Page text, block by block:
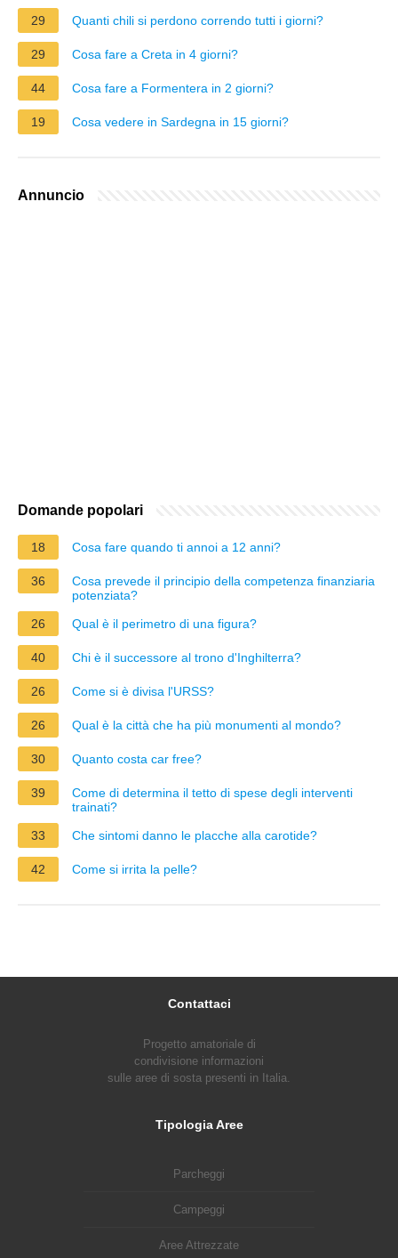
29 Quanti chili si perdono correndo tutti i giorni?
29 Cosa fare a Creta in 4 giorni?
44 Cosa fare a Formentera in 2 giorni?
19 Cosa vedere in Sardegna in 15 giorni?
Annuncio
Domande popolari
18 Cosa fare quando ti annoi a 12 anni?
36
Cosa prevede il principio della competenza finanziaria
potenziata?
26
Qual è il perimetro di una figura?
40 Chi è il successore al trono d'Inghilterra?
26 Come si è divisa l'URSS?
26 Qual è la città che ha più monumenti al mondo?
30 Quanto costa car free?
39
Come di determina il tetto di spese degli interventi
trainati?
33
Che sintomi danno le placche alla carotide?
42 Come si irrita la pelle?
Contattaci
Progetto amatoriale di
condivisione informazioni
sulle aree di sosta presenti in Italia.
Tipologia Aree
Parcheggi
Campeggi
Aree Attrezzate